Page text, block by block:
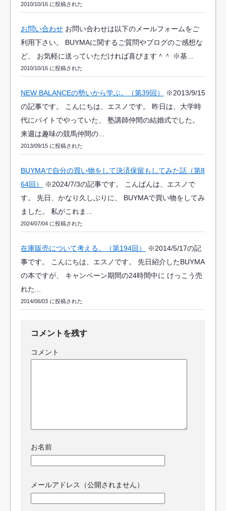
2010/10/16 に投稿された
お問い合わせ お問い合わせは以下のメールフォームをご
利用下さい。 BUYMAに関するご質問やブログのご感想な
ど、 お気軽に送っていただければ喜びます＾＾ ※基...
2010/10/16 に投稿された
NEW BALANCEの勢いから学ぶ。（第39回）
※2013/9/15
の記事です。 こんにちは、エスノです。 昨日は、大学時
代にバイトでやっていた、 塾講師仲間の結婚式でした。
来週は趣味の競馬仲間の...
2013/09/15 に投稿された
BUYMAで自分の買い物をして決済保留もしてみた話（第8
64回）
※2024/7/3の記事です。 こんばんは、エスノで
す。 先日、かなり久しぶりに、 BUYMAで買い物をしてみ
ました。 私がこれま...
2024/07/04 に投稿された
在庫販売について考える。（第194回）
※2014/5/17の記
事です。 こんにちは、エスノです。 先日紹介したBUYMA
の本ですが、 キャンペーン期間の24時間中に けっこう売
れた...
2014/06/03 に投稿された
コメントを残す
コメント
お名前
メールアドレス（公開されません）